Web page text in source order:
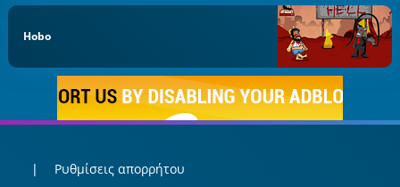
Hobo
Ρυθμίσεις απορρήτου